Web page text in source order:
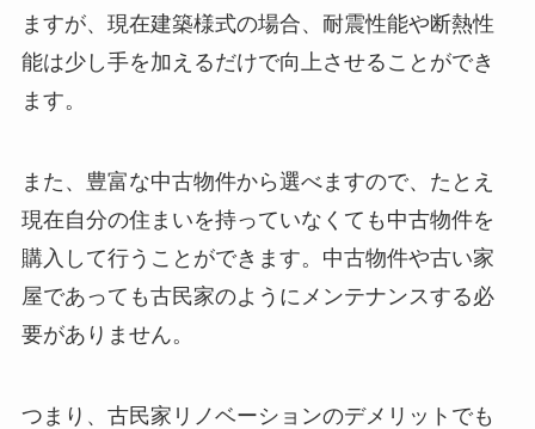
ますが、現在建築様式の場合、耐震性能や断熱性
能は少し手を加えるだけで向上させることができ
ます。
また、豊富な中古物件から選べますので、たとえ
現在自分の住まいを持っていなくても中古物件を
購入して行うことができます。中古物件や古い家
屋であっても古民家のようにメンテナンスする必
要がありません。
つまり、古民家リノベーションのデメリットでも